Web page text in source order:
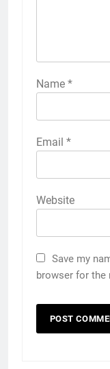
Name *
Email *
Website
Save my
browser for the